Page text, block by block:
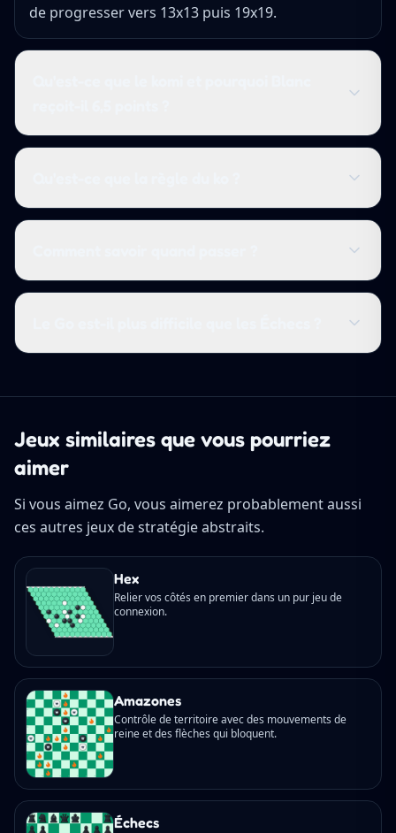
de progresser vers 13x13 puis 19x19.
Jeux similaires que vous pourriez
aimer
Si vous aimez Go, vous aimerez probablement aussi
ces autres jeux de stratégie abstraits.
Hex
Relier vos côtés en premier dans un pur jeu de
connexion.
Amazones
Contrôle de territoire avec des mouvements de
reine et des flèches qui bloquent.
Échecs